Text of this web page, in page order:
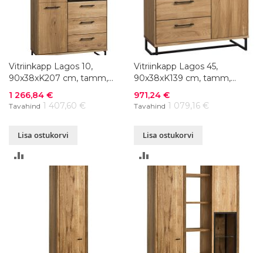
Vitriinkapp Lagos 10,
90x38xK207 cm, tamm,
õlitatud
Soodushind
1 266,84 €
Tavahind 1 407,60 €
Lisa ostukorvi
VÕRDLUSESSE
Vitriinkapp Lagos 45,
90x38xK139 cm, tamm,
õlitatud
Soodushind
971,24 €
Tavahind 1 079,16 €
Lisa ostukorvi
VÕRDLUSESSE